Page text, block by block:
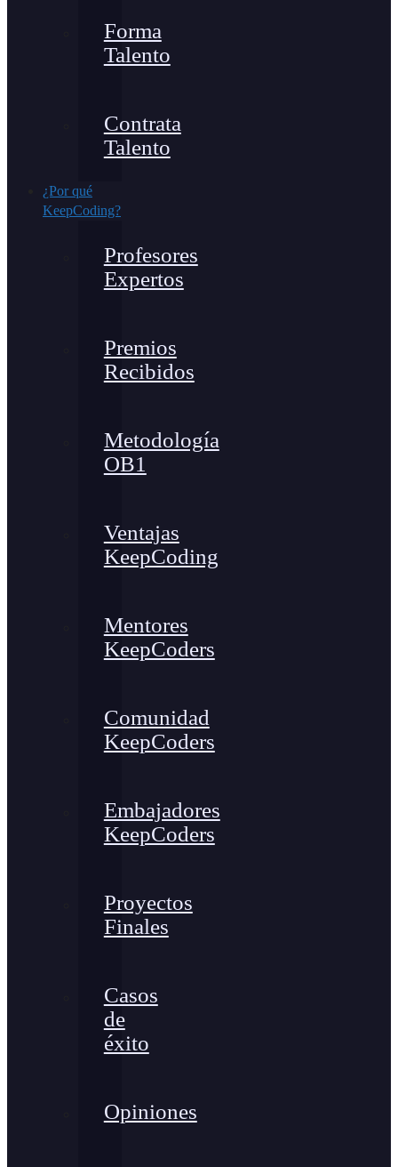
Forma
Talento
Contrata
Talento
¿Por qué
KeepCoding?
Profesores
Expertos
Premios
Recibidos
Metodología
OB1
Ventajas
KeepCoding
Mentores
KeepCoders
Comunidad
KeepCoders
Embajadores
KeepCoders
Proyectos
Finales
Casos
de
éxito
Opiniones